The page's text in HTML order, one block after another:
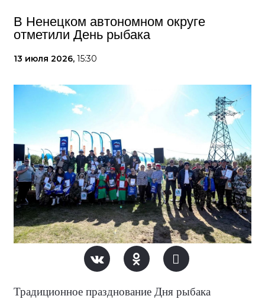
В Ненецком автономном округе
отметили День рыбака
13 июля 2026, 15:30
Традиционное празднование Дня рыбака